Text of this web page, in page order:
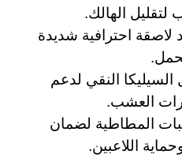
لتقليل الهالك.
لاصقة احترافية شديدة
السيليكا النقي لدعم
العشب.
المطاطية لضمان
اللاعبين.